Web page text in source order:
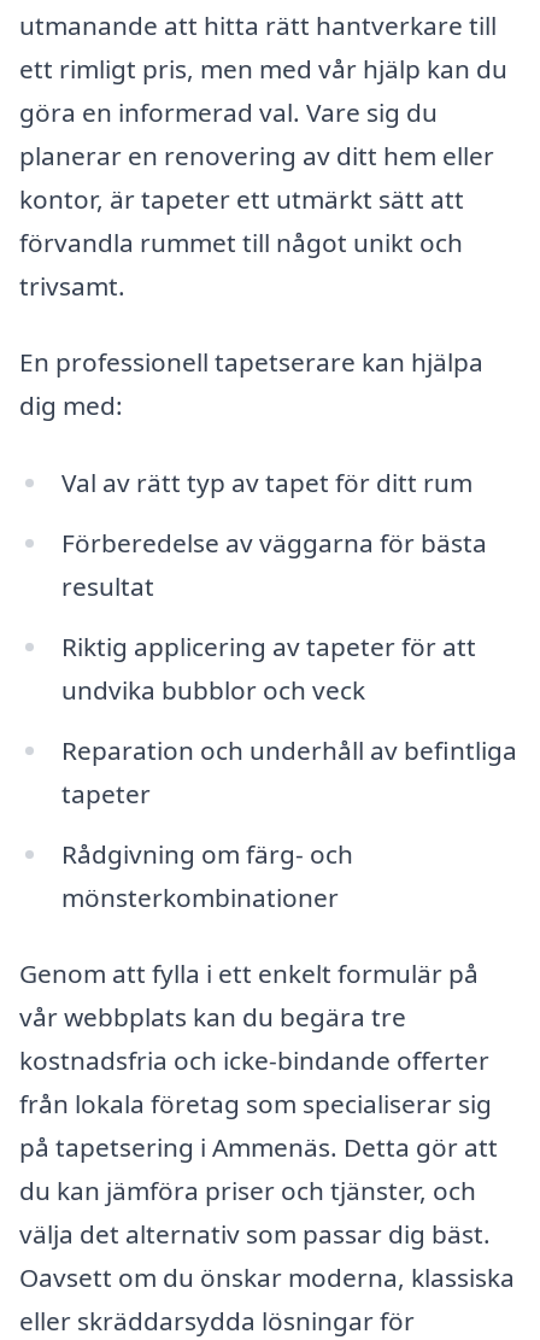
utmanande att hitta rätt hantverkare till
ett rimligt pris, men med vår hjälp kan du
göra en informerad val. Vare sig du
planerar en renovering av ditt hem eller
kontor, är tapeter ett utmärkt sätt att
förvandla rummet till något unikt och
trivsamt.
En professionell tapetserare kan hjälpa
dig med:
Val av rätt typ av tapet för ditt rum
Förberedelse av väggarna för bästa
resultat
Riktig applicering av tapeter för att
undvika bubblor och veck
Reparation och underhåll av befintliga
tapeter
Rådgivning om färg- och
mönsterkombinationer
Genom att fylla i ett enkelt formulär på
vår webbplats kan du begära tre
kostnadsfria och icke-bindande offerter
från lokala företag som specialiserar sig
på tapetsering i Ammenäs. Detta gör att
du kan jämföra priser och tjänster, och
välja det alternativ som passar dig bäst.
Oavsett om du önskar moderna, klassiska
eller skräddarsydda lösningar för